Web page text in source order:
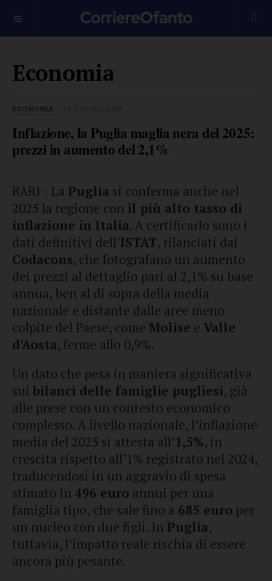
Economia
ECONOMIA
Inflazione, la Puglia maglia nera del 2025:
prezzi in aumento del 2,1%
BARI - La Puglia si conferma anche nel
2025 la regione con il più alto tasso di
inflazione in Italia. A certificarlo sono i
dati definitivi dell’ISTAT, rilanciati dal
Codacons, che fotografano un aumento
dei prezzi al dettaglio pari al 2,1% su base
annua, ben al di sopra della media
nazionale e distante dalle aree meno
colpite del Paese, come Molise e Valle
d’Aosta, ferme allo 0,9%.
Un dato che pesa in maniera significativa
sui bilanci delle famiglie pugliesi, già
alle prese con un contesto economico
complesso. A livello nazionale, l’inflazione
media del 2025 si attesta all’1,5%, in
crescita rispetto all’1% registrato nel 2024,
traducendosi in un aggravio di spesa
stimato in 496 euro annui per una
famiglia tipo, che sale fino a 685 euro per
un nucleo con due figli. In Puglia,
tuttavia, l’impatto reale rischia di essere
ancora più pesante.